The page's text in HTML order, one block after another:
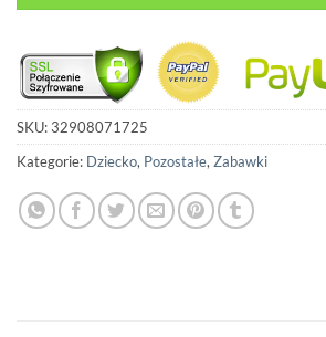
SKU:32908071725
Kategorie: Dziecko, Pozostałe,Zabawki